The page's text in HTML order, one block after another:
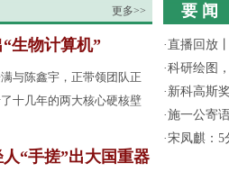
更多>>
生物计算机”
与陈鑫宇，正带领团队正
十几年的两大核心硬核壁
“手搓”出大国重器
要 闻
·直播回放
·科研绘图
· 新科高斯
·施一公寄
·宋凤麒：5